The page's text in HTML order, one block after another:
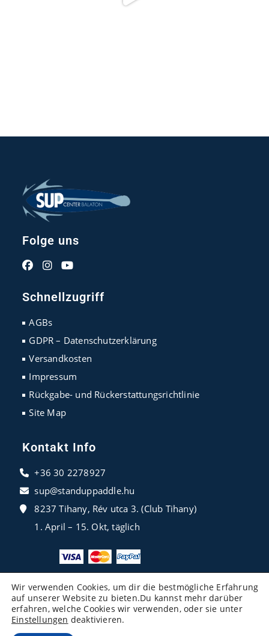
Folge uns
in
a
new
a
new
in
a
Schnellzugriff
AGBs
GDPR – Datenschutzerklärung
Versandkosten
Impressum
Rückgabe- und Rückerstattungsrichtlinie
Site Map
Kontakt Info
+36 30 2278927
sup@standuppaddle.hu
8237 Tihany, Rév utca 3. (Club Tihany)
1. April – 15. Okt, täglich
Wir verwenden Cookies, um dir die bestmögliche Erfahrung
auf unserer Website zu bieten.Du kannst mehr darüber
erfahren, welche Cookies wir verwenden, oder sie unter
Einstellungen deaktivieren.